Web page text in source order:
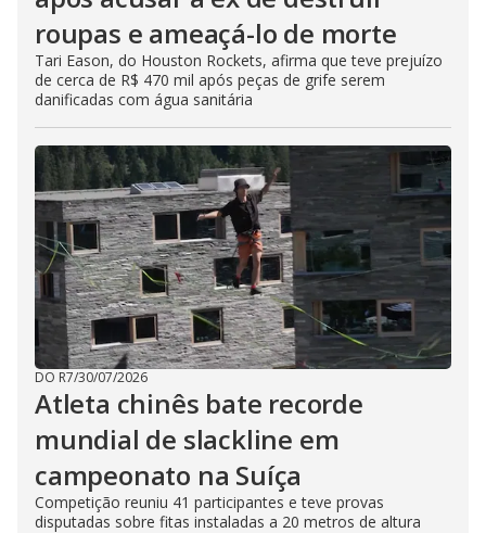
roupas e ameaçá-lo de morte
Tari Eason, do Houston Rockets, afirma que teve prejuízo
de cerca de R$ 470 mil após peças de grife serem
danificadas com água sanitária
DO R7/30/07/2026
Atleta chinês bate recorde
mundial de slackline em
campeonato na Suíça
Competição reuniu 41 participantes e teve provas
disputadas sobre fitas instaladas a 20 metros de altura